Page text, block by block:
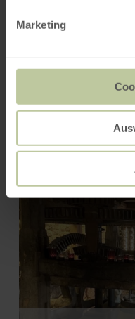
Marketing
Zum alten